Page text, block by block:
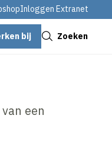
Inloggen Extranet
bij Zoeken
een